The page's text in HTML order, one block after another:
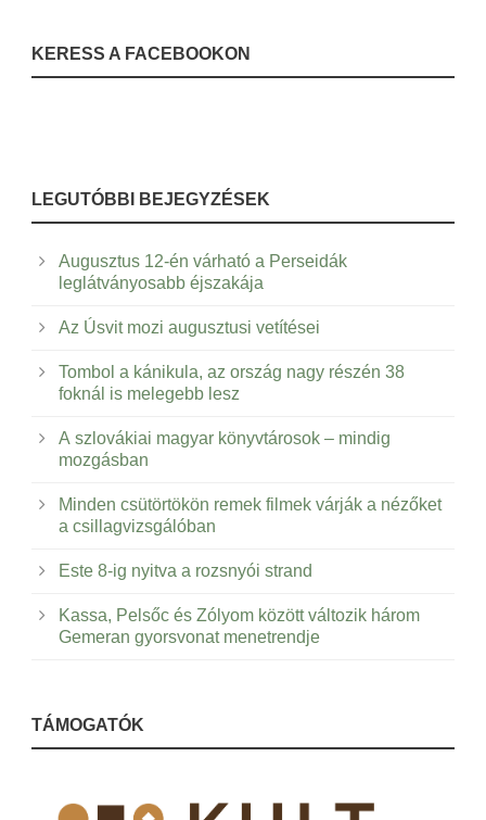
KERESS A FACEBOOKON
LEGUTÓBBI BEJEGYZÉSEK
Augusztus 12-én várható a Perseidák
leglátványosabb éjszakája
Az Úsvit mozi augusztusi vetítései
Tombol a kánikula, az ország nagy részén 38
foknál is melegebb lesz
A szlovákiai magyar könyvtárosok – mindig
mozgásban
Minden csütörtökön remek filmek várják a nézőket
a csillagvizsgálóban
Este 8-ig nyitva a rozsnyói strand
Kassa, Pelsőc és Zólyom között változik három
Gemeran gyorsvonat menetrendje
TÁMOGATÓK